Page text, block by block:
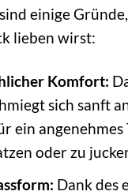
einige
lieben wirst:
Komfort:
sich sanft
ein angenehmes
oder zu
Dank des